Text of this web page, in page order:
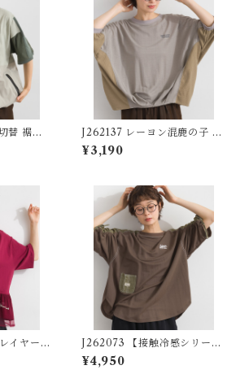
替 裾ド
/ Nylon-
Pul
J262137 レーヨン混鹿の子 異
素材切替コクーンプルオーバ
ー / Rayon-Blend Piqué Mi
¥3,190
イヤード
ー / Tul
Fabric
J262073 【接触冷感シリー
ズ】異素材切替 袖シャーリン
グプルオーバー / Cool-Touc
¥4,950